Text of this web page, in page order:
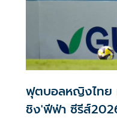
ฟุตบอลหญิงไทย
ชิง'ฟีฟ่า ซีรีส์